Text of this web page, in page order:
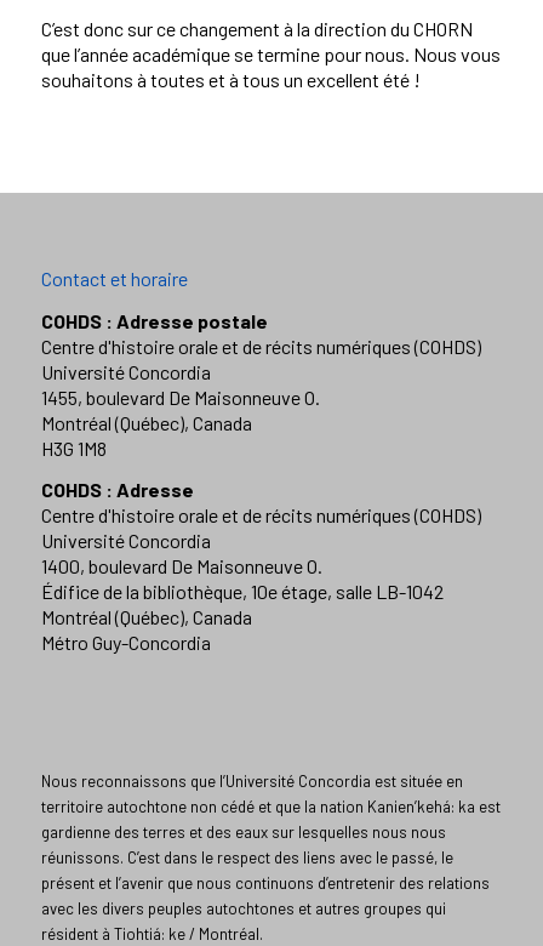
C’est donc sur ce changement à la direction du CHORN
que l’année académique se termine pour nous. Nous vous
souhaitons à toutes et à tous un excellent été !
Contact et horaire
COHDS : Adresse postale
Centre d'histoire orale et de récits numériques (COHDS)
Université Concordia
1455, boulevard De Maisonneuve O.
Montréal (Québec), Canada
H3G 1M8
COHDS : Adresse
Centre d'histoire orale et de récits numériques (COHDS)
Université Concordia
1400, boulevard De Maisonneuve O.
Édifice de la bibliothèque, 10e étage, salle LB-1042
Montréal (Québec), Canada
Métro Guy-Concordia
Nous reconnaissons que l’Université Concordia est située en
territoire autochtone non cédé et que la nation Kanien’kehá: ka est
gardienne des terres et des eaux sur lesquelles nous nous
réunissons. C’est dans le respect des liens avec le passé, le
présent et l’avenir que nous continuons d’entretenir des relations
avec les divers peuples autochtones et autres groupes qui
résident à Tiohtiá: ke / Montréal.​